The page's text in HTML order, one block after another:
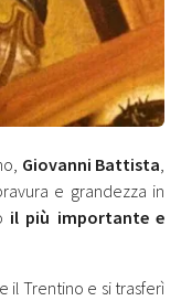
Giovanni Battista
e grandezza in
il più importante e
il Trentino e si trasferì